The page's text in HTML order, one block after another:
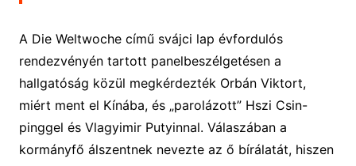
A Die Weltwoche című svájci lap évfordulós
rendezvényén tartott panelbeszélgetésen a
hallgatóság közül megkérdezték Orbán Viktort,
miért ment el Kínába, és „parolázott” Hszi Csin-
pinggel és Vlagyimir Putyinnal. Válaszában a
kormányfő álszentnek nevezte az ő bírálatát, hiszen